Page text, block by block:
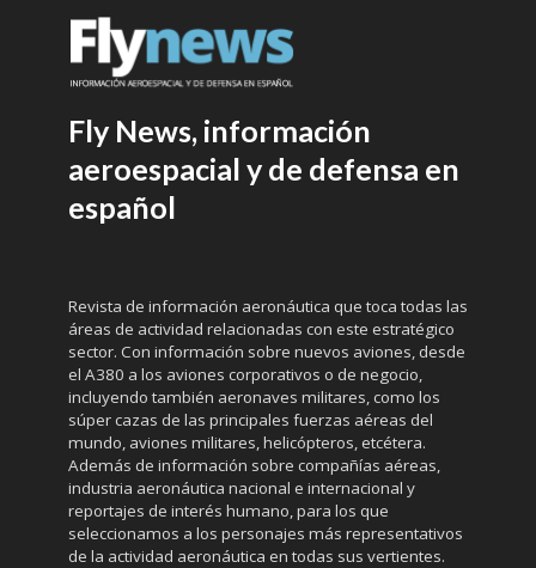
Fly News, información
aeroespacial y de defensa en
español
Revista de información aeronáutica que toca todas las
áreas de actividad relacionadas con este estratégico
sector. Con información sobre nuevos aviones, desde
el A380 a los aviones corporativos o de negocio,
incluyendo también aeronaves militares, como los
súper cazas de las principales fuerzas aéreas del
mundo, aviones militares, helicópteros, etcétera.
Además de información sobre compañías aéreas,
industria aeronáutica nacional e internacional y
reportajes de interés humano, para los que
seleccionamos a los personajes más representativos
de la actividad aeronáutica en todas sus vertientes.